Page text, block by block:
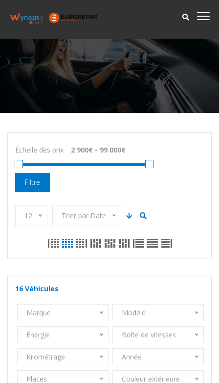
Échelle des prix
Filtre
12 Trier par Date
16 Véhicules
Marque Modèle
Énergie Boîte de vitesses
Kilométrage Année
Places Couleur extérieure